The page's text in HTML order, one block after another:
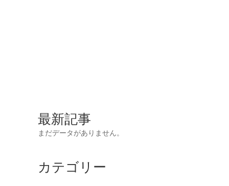
最新記事
まだデータがありません。
カテゴリー